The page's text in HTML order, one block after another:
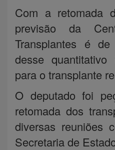
Com a retomada
previsão da
Transplantes é
desse
para o transplante
O deputado foi
retomada dos
diversas reuniões
Secretaria de